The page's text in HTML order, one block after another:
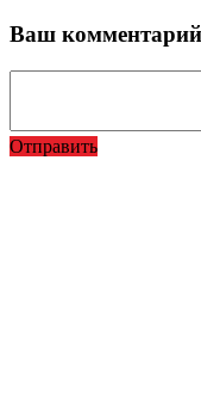
Ваш комментарий
Отправить